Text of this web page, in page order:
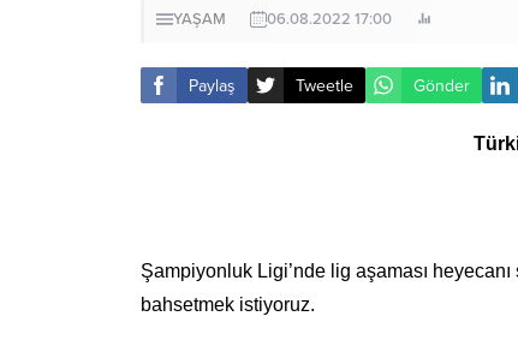
YAŞAM 06.08.2022 17:00
Paylaş Tweetle Gönder
Şampiyonluk Ligi’nde lig aşaması
bahsetmek istiyoruz.